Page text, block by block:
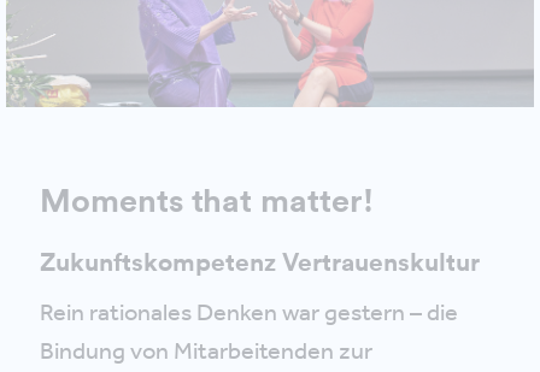
Moments that matter!
Zukunftskompetenz Vertrauenskultur
Rein rationales Denken war gestern – die
Bindung von Mitarbeitenden zur